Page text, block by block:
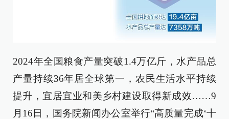
2024年全国粮食产量突破1.4万亿斤，水产品总
产量持续36年居全球第一，农民生活水平持续
提升，宜居宜业和美乡村建设取得新成效……9
月16日，国务院新闻办公室举行“高质量完成‘十